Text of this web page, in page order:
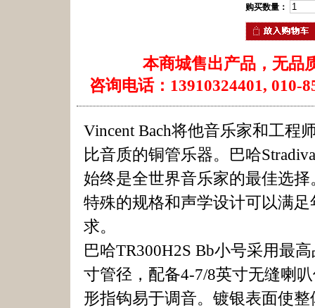
购买数量：
本商城售出产品，无品
咨询电话：13910324401, 010-
Vincent Bach将他音乐家和工程
比音质的铜管乐器。巴哈
始终是全世界音乐家的最佳选
特殊的规格和声学设计可以满
求。
巴哈TR300H2S Bb小号采用最
寸管径，配备4-7/8英寸无缝喇
形指钩易于调音。镀银表面使